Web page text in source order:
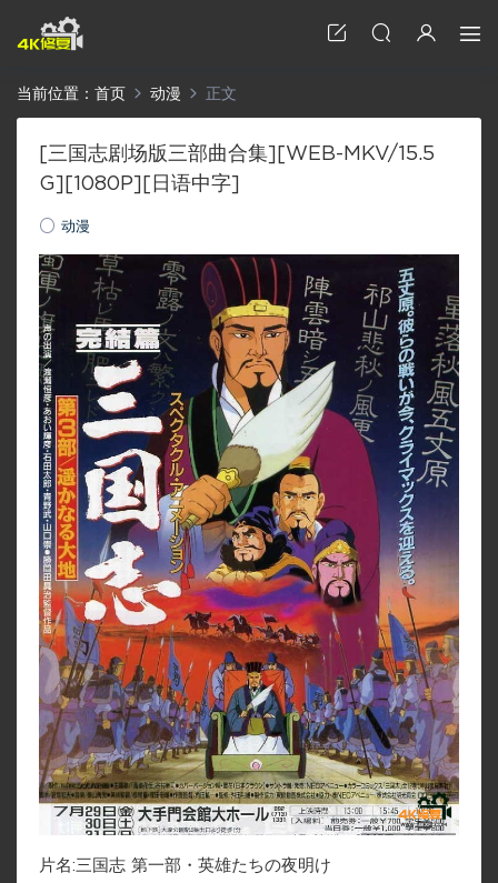
当前位置： 首页 动漫 正文
[三国志剧场版三部曲合集][WEB-MKV/15.5
G][1080P][日语中字]
动漫
片名:三国志 第一部・英雄たちの夜明け